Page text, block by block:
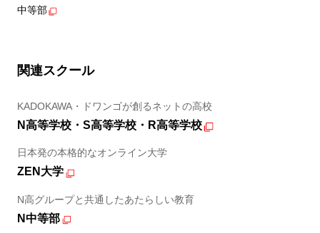
中等部
関連スクール
KADOKAWA・ドワンゴが創るネットの高校
N高等学校・S高等学校・R高等学校
日本発の本格的なオンライン大学
ZEN大学
N高グループと共通したあたらしい教育
N中等部